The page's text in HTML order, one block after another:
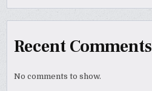
Recent Comments
No comments to show.